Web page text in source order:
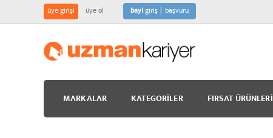
üye girişi üye ol bayigiriş başvuru
MARKALAR KATEGORILER FIRSAT ÜRÜNLERI